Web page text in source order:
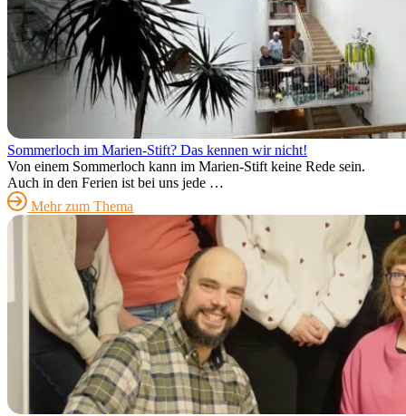
Sommerloch im Marien-Stift? Das kennen wir nicht!
Von einem Sommerloch kann im Marien-Stift keine Rede sein.
Auch in den Ferien ist bei uns jede …
Mehr zum Thema